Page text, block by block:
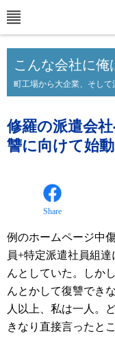
こんな会社に俺
町工場から大企業、そし
修羅の派遣会
讐に向けて始動
Share
例のホームページ中
員+特定派遣社員組
んとしていた。しか
んとかして復讐でき
人以上、私は一人。
きなり直接言ったと